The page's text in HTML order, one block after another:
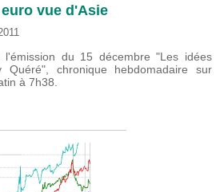
vue d'Asie
l'émission du 15 décembre "Les idées
Quéré", chronique hebdomadaire sur
à 7h38.